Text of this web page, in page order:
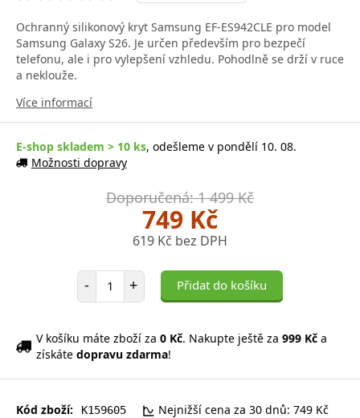
Ochranný silikonový kryt Samsung EF-ES942CLE pro model
Samsung Galaxy S26. Je určen především pro bezpečí
telefonu, ale i pro vylepšení vzhledu. Pohodlně se drží v ruce
a neklouže.
Více informací
E-shop skladem > 10 ks, odešleme v pondělí 10. 08.
Možnosti dopravy
Doporučená: 1 499 Kč
749 Kč
619 Kč bez DPH
- Počet položek
+ Přidat do košíku
V košíku máte zboží za 0 Kč. Nakupte ještě za 999 Kč a
získáte dopravu zdarma!
Kód zboží: K159605
Nejnižší cena za 30 dnů: 749 Kč